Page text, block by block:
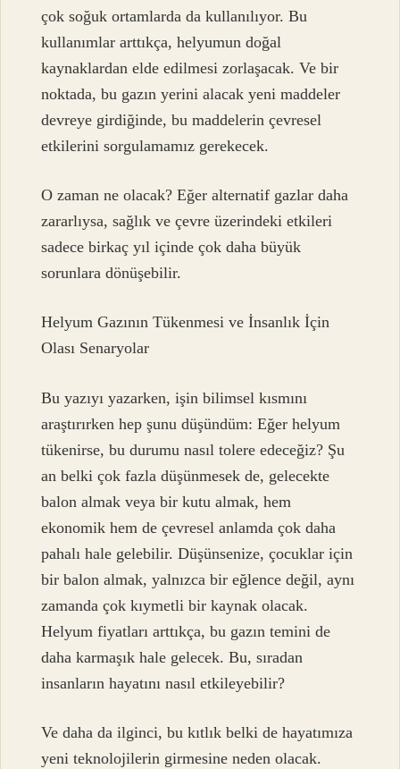
çok soğuk ortamlarda da kullanılıyor. Bu
kullanımlar arttıkça, helyumun doğal
kaynaklardan elde edilmesi zorlaşacak. Ve bir
noktada, bu gazın yerini alacak yeni maddeler
devreye girdiğinde, bu maddelerin çevresel
etkilerini sorgulamamız gerekecek.
O zaman ne olacak? Eğer alternatif gazlar daha
zararlıysa, sağlık ve çevre üzerindeki etkileri
sadece birkaç yıl içinde çok daha büyük
sorunlara dönüşebilir.
Helyum Gazının Tükenmesi ve İnsanlık İçin
Olası Senaryolar
Bu yazıyı yazarken, işin bilimsel kısmını
araştırırken hep şunu düşündüm: Eğer helyum
tükenirse, bu durumu nasıl tolere edeceğiz? Şu
an belki çok fazla düşünmesek de, gelecekte
balon almak veya bir kutu almak, hem
ekonomik hem de çevresel anlamda çok daha
pahalı hale gelebilir. Düşünsenize, çocuklar için
bir balon almak, yalnızca bir eğlence değil, aynı
zamanda çok kıymetli bir kaynak olacak.
Helyum fiyatları arttıkça, bu gazın temini de
daha karmaşık hale gelecek. Bu, sıradan
insanların hayatını nasıl etkileyebilir?
Ve daha da ilginci, bu kıtlık belki de hayatımıza
yeni teknolojilerin girmesine neden olacak.